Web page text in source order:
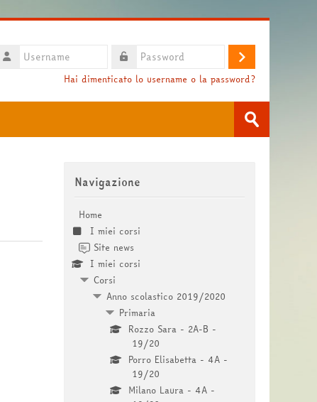
Username
Login
Hai dimenticato lo username o la password?
Invia
Navigazione
Home
I miei corsi
Site news
I miei corsi
Corsi
Anno scolastico 2019/2020
Primaria
Rozzo Sara - 2A-B -
19/20
Porro Elisabetta - 4A -
19/20
Milano Laura - 4A -